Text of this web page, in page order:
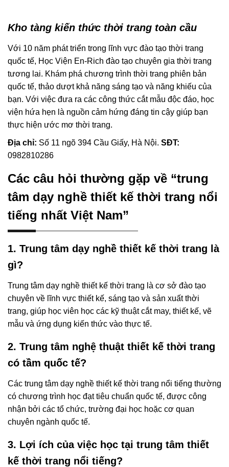
Kho tàng kiến thức thời trang toàn cầu
Với 10 năm phát triển trong lĩnh vực đào tạo thời trang
quốc tế, Học Viện En-Rich đào tạo chuyên gia thời trang
tương lai. Khám phá chương trình thời trang phiên bản
quốc tế, thảo dượt khả năng sáng tạo và năng khiếu của
bạn. Với việc đưa ra các công thức cắt mẫu độc đáo, học
viện hứa hẹn là nguồn cảm hứng đáng tin cậy giúp bạn
thực hiện ước mơ thời trang.
Địa chỉ: Số 11 ngõ 394 Cầu Giấy, Hà Nội. SĐT:
0982810286
Các câu hỏi thường gặp về “trung
tâm dạy nghề thiết kế thời trang nổi
tiếng nhất Việt Nam”
1. Trung tâm dạy nghề thiết kế thời trang là
gì?
Trung tâm dạy nghề thiết kế thời trang là cơ sở đào tạo
chuyên về lĩnh vực thiết kế, sáng tạo và sản xuất thời
trang, giúp học viên học các kỹ thuật cắt may, thiết kế, vẽ
mẫu và ứng dụng kiến thức vào thực tế.
2. Trung tâm nghệ thuật thiết kế thời trang
có tầm quốc tế?
Các trung tâm dạy nghề thiết kế thời trang nổi tiếng thường
có chương trình học đạt tiêu chuẩn quốc tế, được công
nhận bởi các tổ chức, trường đại học hoặc cơ quan
chuyên ngành quốc tế.
3. Lợi ích của việc học tại trung tâm thiết
kế thời trang nổi tiếng?